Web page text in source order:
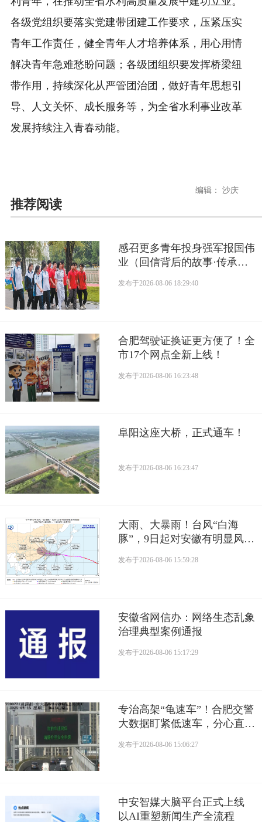
各级党组织要落实党建带团建工作要求，压紧压实
青年工作责任，健全青年人才培养体系，用心用情
解决青年急难愁盼问题；各级团组织要发挥桥梁纽
带作用，持续深化从严管团治团，做好青年思想引
导、人文关怀、成长服务等，为全省水利事业改革
发展持续注入青春动能。
编辑： 沙庆
推荐阅读
感召更多青年投身强军报国伟
业（回信背后的故事·传承红
发布于2026-08-06 18:29:40
合肥驾驶证换证更方便了！全
市17个网点全新上线！
发布于2026-08-06 16:23:48
阜阳这座大桥，正式通车！
发布于2026-08-06 16:23:47
大雨、大暴雨！台风“白海
豚”，9日起对安徽有明显风雨
发布于2026-08-06 15:59:28
安徽省网信办：网络生态乱象
治理典型案例通报
发布于2026-08-06 15:17:29
专治高架“龟速车”！合肥交警
大数据盯紧低速车，分心直接
发布于2026-08-06 15:06:27
中安智媒大脑平台正式上线
以AI重塑新闻生产全流程